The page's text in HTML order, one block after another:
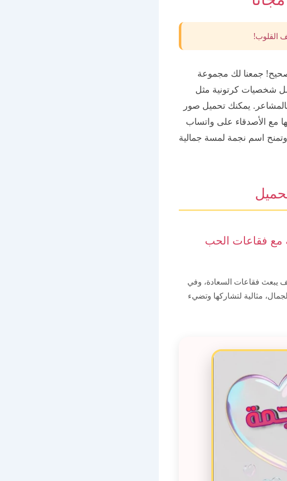
القلوب!
جمعنا لك مجموعة
شخصيات كرتونية مثل
يمكنك تحميل صور
مع الأصدقاء على واتساب
اسم نجمة لمسة جمالية
مع فقاعات الحب
يبعث فقاعات السعادة، وفي
مثالية لتشاركها وتضيء